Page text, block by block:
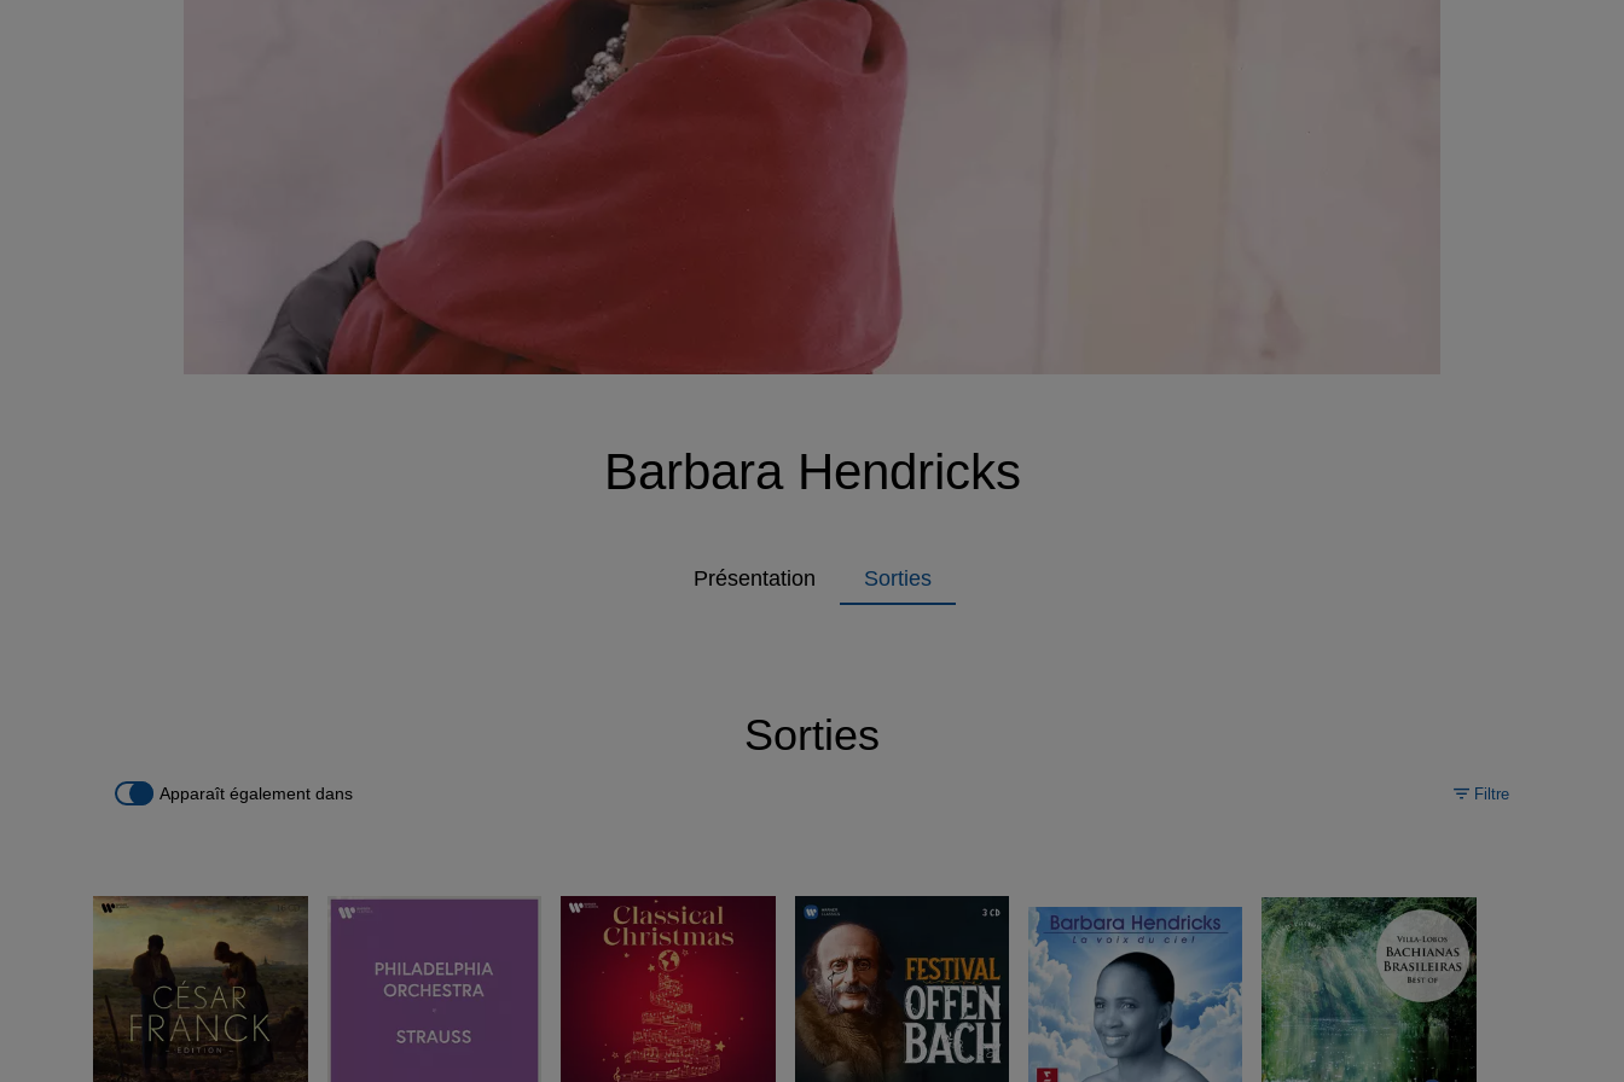
Barbara Hendricks
Présentation Sorties
Sorties
Apparaît également dans Filtre